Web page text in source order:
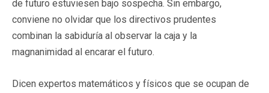
de futuro estuviesen bajo sospecha. Sin embargo,
conviene no olvidar que los directivos prudentes
combinan la sabiduría al observar la caja y la
magnanimidad al encarar el futuro.
Dicen expertos matemáticos y físicos que se ocupan de